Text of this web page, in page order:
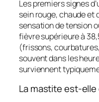
Les premiers signes
sein rouge, chaude et
sensation de tension
fièvre supérieure à
(frissons,
souvent dans les
surviennent
La mastite est-